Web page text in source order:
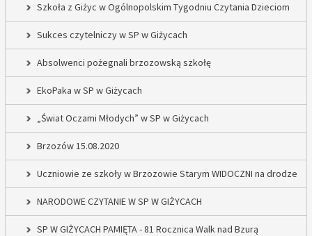
Szkoła z Giżyc w Ogólnopolskim Tygodniu Czytania Dzieciom
Sukces czytelniczy w SP w Giżycach
Absolwenci pożegnali brzozowską szkołę
EkoPaka w SP w Giżycach
„Świat Oczami Młodych” w SP w Giżycach
Brzozów 15.08.2020
Uczniowie ze szkoły w Brzozowie Starym WIDOCZNI na drodze
NARODOWE CZYTANIE W SP W GIŻYCACH
SP W GIŻYCACH PAMIĘTA - 81 Rocznica Walk nad Bzurą